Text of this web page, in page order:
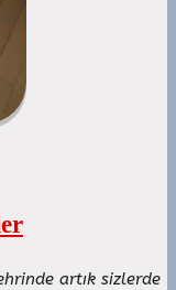
artık sizlerde